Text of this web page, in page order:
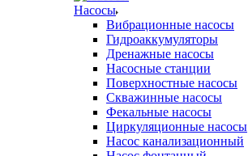
Насосы
Вибрационные насосы
Гидроаккумуляторы
Дренажные насосы
Насосные станции
Поверхностные насосы
Скважинные насосы
Фекальные насосы
Циркуляционные насосы
Насос канализационный